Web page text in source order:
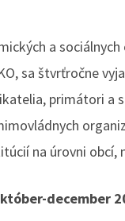
a
sa štvrťročne
primátori a
na úrovni obcí,
december